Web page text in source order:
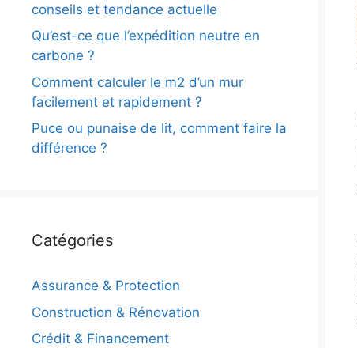
conseils et tendance actuelle
Qu’est-ce que l’expédition neutre en
carbone ?
Comment calculer le m2 d’un mur
facilement et rapidement ?
Puce ou punaise de lit, comment faire la
différence ?
Catégories
Assurance & Protection
Construction & Rénovation
Crédit & Financement